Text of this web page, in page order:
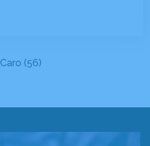
Caro (56)